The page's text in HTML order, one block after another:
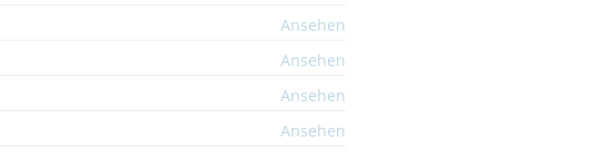
Ansehen
Ansehen
Ansehen
Ansehen